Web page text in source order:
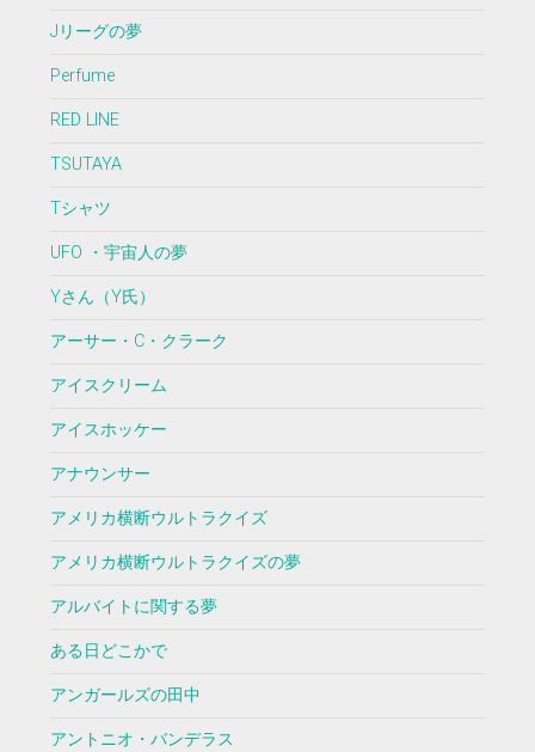
Jリーグの夢
Perfume
RED LINE
TSUTAYA
Tシャツ
UFO ・宇宙人の夢
Yさん（Y氏）
アーサー・C・クラーク
アイスクリーム
アイスホッケー
アナウンサー
アメリカ横断ウルトラクイズ
アメリカ横断ウルトラクイズの夢
アルバイトに関する夢
ある日どこかで
アンガールズの田中
アントニオ・バンデラス